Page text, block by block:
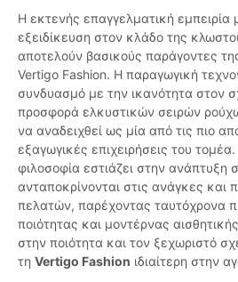
Η εκτενής επαγγελματική εμπειρία
εξειδίκευση στον κλάδο της
αποτελούν βασικούς παράγοντες
Vertigo Fashion. Η παραγωγική
συνδυασμό με την ικανότητα στον
προσφορά ελκυστικών σειρών
να αναδειχθεί ως μία από τις πιο
εξαγωγικές επιχειρήσεις του τομέα.
φιλοσοφία εστιάζει στην ανάπτυξη
ανταποκρίνονται στις ανάγκες και
πελατών, παρέχοντας ταυτόχρονα
ποιότητας και μοντέρνας
στην ποιότητα και τον ξεχωριστό
τη Vertigo Fashion ιδιαίτερη στην